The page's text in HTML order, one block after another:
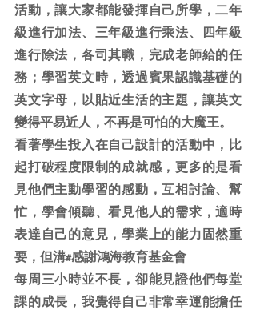
活動，讓大家都能發揮自己所學，二年
級進行加法、三年級進行乘法、四年級
進行除法，各司其職，完成老師給的任
務；學習英文時，透過賓果認識基礎的
英文字母，以貼近生活的主題，讓英文
變得平易近人，不再是可怕的大魔王。
看著學生投入在自己設計的活動中，比
起打破程度限制的成就感，更多的是看
見他們主動學習的感動，互相討論、幫
忙，學會傾聽、看見他人的需求，適時
表達自己的意見，學業上的能力固然重
要，但溝#感謝鴻海教育基金會
每周三小時並不長，卻能見證他們每堂
課的成長，我覺得自己非常幸運能擔任